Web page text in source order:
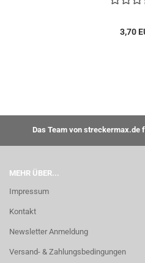
3,70
Das Team von streckermax.de
MEHR ÜBER...
Impressum
Kontakt
Newsletter Anmeldung
Versand- & Zahlungsbedingungen